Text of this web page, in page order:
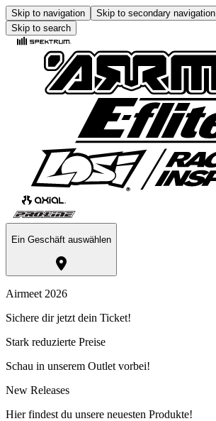
Skip to navigation Skip to secondary navigation
Skip to search
Ein Geschäft auswählen
Airmeet 2026
Sichere dir jetzt dein Ticket!
Stark reduzierte Preise
Schau in unserem Outlet vorbei!
New Releases
Hier findest du unsere neuesten Produkte!